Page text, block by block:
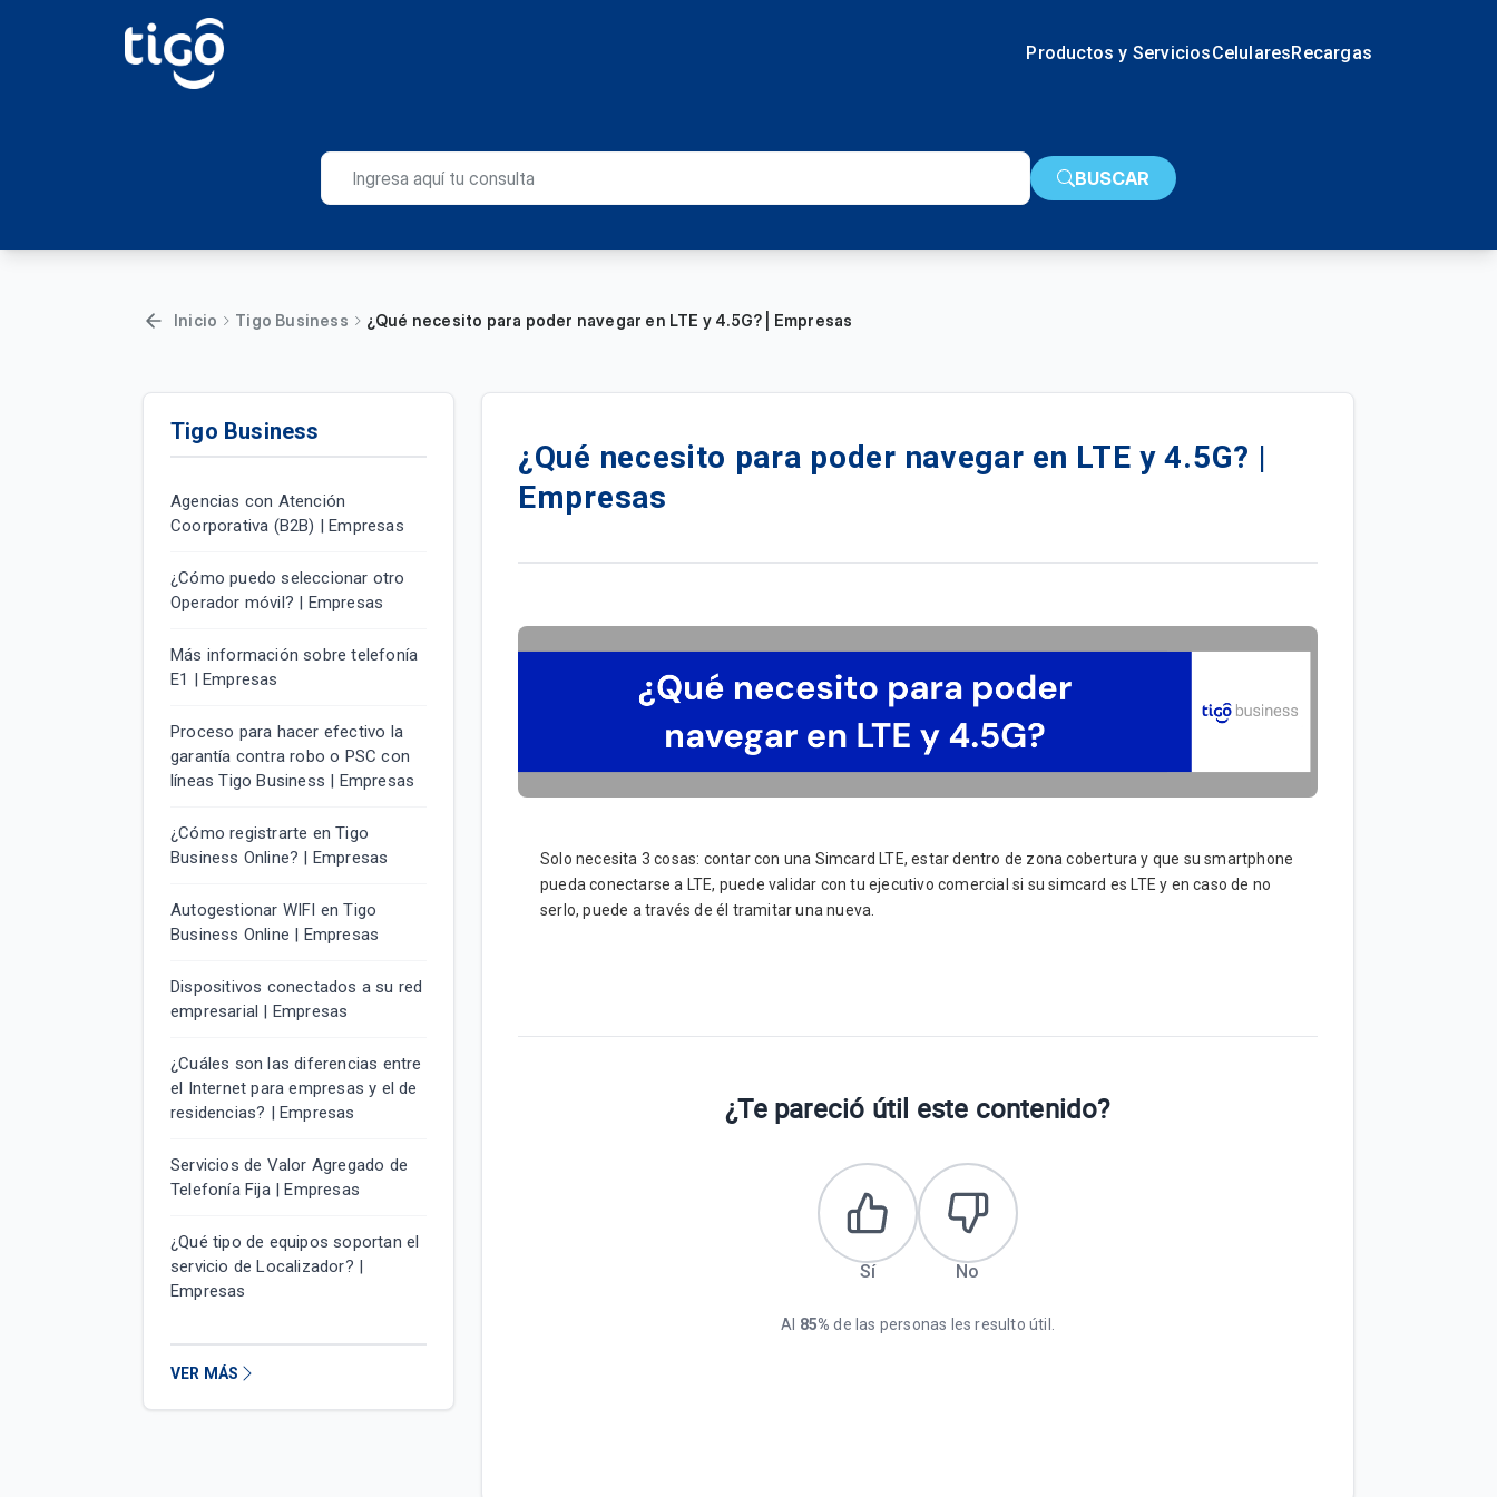
Productos y ServiciosCelularesRecargas
BUSCAR
Inicio Tigo Business ¿Qué necesito para poder navegar en LTE y 4.5G? | Empresas
Tigo Business
Agencias con Atención
Coorporativa (B2B) | Empresas
¿Cómo puedo seleccionar otro
Operador móvil? | Empresas
Más información sobre telefonía
E1 | Empresas
Proceso para hacer efectivo la
garantía contra robo o PSC con
líneas Tigo Business | Empresas
¿Cómo registrarte en Tigo
Business Online? | Empresas
Autogestionar WIFI en Tigo
Business Online | Empresas
Dispositivos conectados a su red
empresarial | Empresas
¿Cuáles son las diferencias entre
el Internet para empresas y el de
residencias? | Empresas
Servicios de Valor Agregado de
Telefonía Fija | Empresas
¿Qué tipo de equipos soportan el
servicio de Localizador? |
Empresas
VER MÁS
¿Qué necesito para poder navegar en LTE y 4.5G? |
Empresas
Solo necesita 3 cosas: contar con una Simcard LTE, estar dentro de zona cobertura y que su smartphone
pueda conectarse a LTE, puede validar con tu ejecutivo comercial si su simcard es LTE y en caso de no
serlo, puede a través de él tramitar una nueva.
¿Te pareció útil este contenido?
Sí No
Al 85% de las personas les resulto útil.